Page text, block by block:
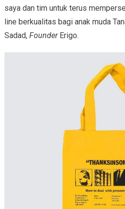
saya dan tim untuk terus
line berkualitas bagi anak muda
Sadad, Founder Erigo.